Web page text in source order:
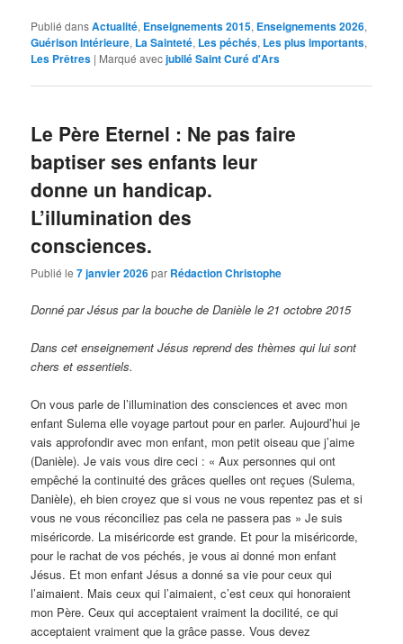
Publié dansActualité, Enseignements 2015, Enseignements 2026,
Guérison intérieure, La Sainteté, Les péchés, Les plus importants,
Les Prêtres | Marqué avecjubilé Saint Curé d'Ars
Le Père Eternel : Ne pas faire
baptiser ses enfants leur
donne un handicap.
L’illumination des
consciences.
Publié le7 janvier 2026par Rédaction Christophe
Donné par Jésus par la bouche de Danièle le 21 octobre 2015
Dans cet enseignement Jésus reprend des thèmes qui lui sont
chers et essentiels.
On vous parle de l’illumination des consciences et avec mon
enfant Sulema elle voyage partout pour en parler. Aujourd’hui je
vais approfondir avec mon enfant, mon petit oiseau que j’aime
(Danièle). Je vais vous dire ceci : « Aux personnes qui ont
empêché la continuité des grâces quelles ont reçues (Sulema,
Danièle), eh bien croyez que si vous ne vous repentez pas et si
vous ne vous réconciliez pas cela ne passera pas » Je suis
miséricorde. La miséricorde est grande. Et pour la miséricorde,
pour le rachat de vos péchés, je vous ai donné mon enfant
Jésus. Et mon enfant Jésus a donné sa vie pour ceux qui
l’aimaient. Mais ceux qui l’aimaient, c’est ceux qui honoraient
mon Père. Ceux qui acceptaient vraiment la docilité, ce qui
acceptaient vraiment que la grâce passe. Vous devez